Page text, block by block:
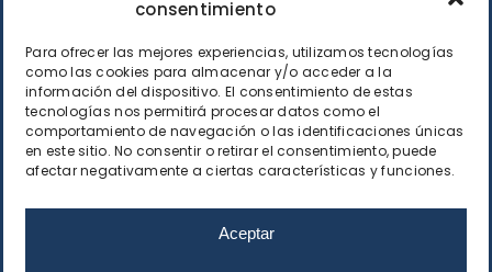
consentimiento
Para ofrecer las mejores experiencias, utilizamos tecnologías
como las cookies para almacenar y/o acceder a la
información del dispositivo. El consentimiento de estas
tecnologías nos permitirá procesar datos como el
comportamiento de navegación o las identificaciones únicas
en este sitio. No consentir o retirar el consentimiento, puede
afectar negativamente a ciertas características y funciones.
Aceptar
Contacto
(+34) 93 682 41 00
decoletaje9002@decoletaje9002.com
Formulario web